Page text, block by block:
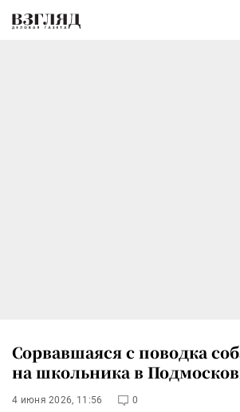
Сорвавшаяся с поводка
на школьника в
4 июня 2026, 11:56 0